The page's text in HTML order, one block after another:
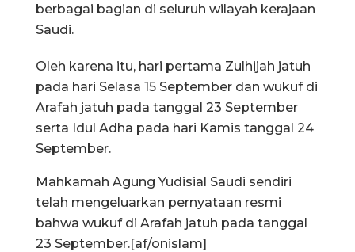
berbagai bagian di seluruh wilayah kerajaan
Saudi.
Oleh karena itu, hari pertama Zulhijah jatuh
pada hari Selasa 15 September dan wukuf di
Arafah jatuh pada tanggal 23 September
serta Idul Adha pada hari Kamis tanggal 24
September.
Mahkamah Agung Yudisial Saudi sendiri
telah mengeluarkan pernyataan resmi
bahwa wukuf di Arafah jatuh pada tanggal
23 September.[af/onislam]